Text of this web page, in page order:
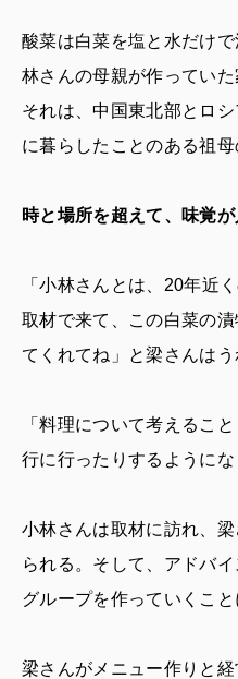
酸菜は白菜を塩と水だけ
林さんの母親が作ってい
それは、中国東北部とロ
に暮らしたことのある祖
時と場所を超えて、味覚が
「小林さんとは、20年近
取材で来て、この白菜の
てくれてね」と梁さんはう
「料理について考えるこ
行に行ったりするようにな
小林さんは取材に訪れ、
られる。そして、アドバ
グループを作っていくこと
梁さんがメニュー作りと